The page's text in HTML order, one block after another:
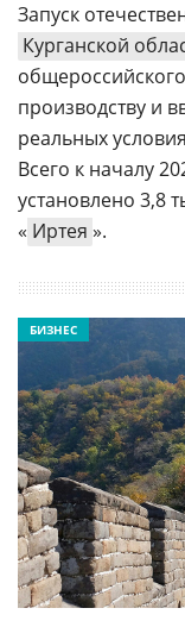
Запуск
Курганской
производству и
реальных
Всего к началу
установлено 3,8
« Иртея ».
БИЗНЕС